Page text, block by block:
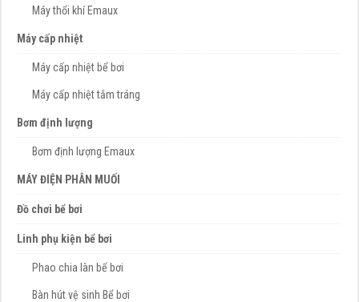
Máy thổi khí Emaux
Máy cấp nhiệt
Máy cấp nhiệt bể bơi
Máy cấp nhiệt tắm tráng
Bơm định lượng
Bơm định lượng Emaux
MÁY ĐIỆN PHÂN MUỐI
Đồ chơi bể bơi
Linh phụ kiện bể bơi
Phao chia làn bể bơi
Bàn hút vệ sinh Bể bơi